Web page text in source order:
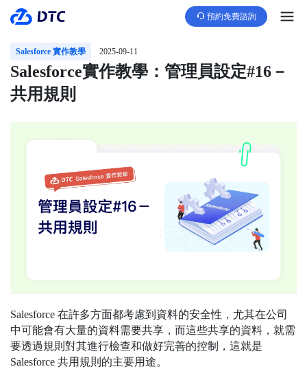
預約免費諮詢
Salesforce 實作教學 2025-09-11
Salesforce實作教學：管理員設定#16－
共用規則
Salesforce 在許多方面都考慮到資料的安全性，尤其在公司
中可能會有大量的資料需要共享，而這些共享的資料，就需
要透過規則對其進行檢查和做好完善的控制，這就是
Salesforce 共用規則的主要用途。